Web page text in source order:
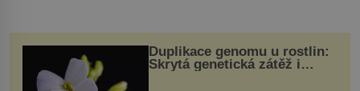
Duplikace genomu u rostlin:
Skrytá genetická zátěž i